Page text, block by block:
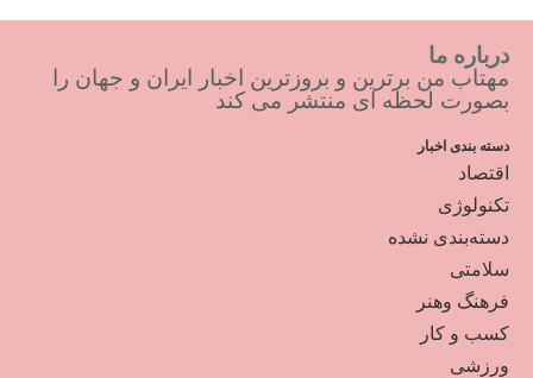
درباره ما
مهتاب من برترین و بروزترین اخبار ایران و جهان را
بصورت لحظه ای منتشر می کند
دسته بندی اخبار
اقتصاد
تکنولوژی
دسته‌بندی نشده
سلامتی
فرهنگ وهنر
کسب و کار
ورزشی